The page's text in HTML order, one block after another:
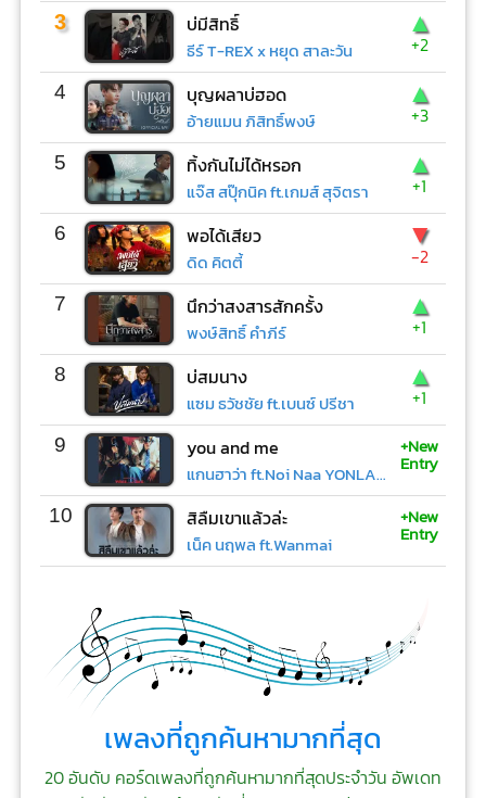
3 บ่มีสิทธิ์
ธีร์ T-REX x หยุด สาละวัน
▲
+2
4 บุญผลาบ่ฮอด
อ้ายแมน ภิสิทธิ์พงษ์
▲
+3
5 ทิ้งกันไม่ได้หรอก
แจ๊ส สปุ๊กนิค ft.เกมส์ สุจิตรา
▲
+1
6 พอได้เสียว
ดิด คิตตี้
▼
-2
7 นึกว่าสงสารสักครั้ง
พงษ์สิทธิ์ คำภีร์
▲
+1
8 บ่สมนาง
แซม ธวัชชัย ft.เบนซ์ ปรีชา
▲
+1
9 you and me
แกนฮาว่า ft.Noi Naa YONLAPA
+New
Entry
10 สิลืมเขาแล้วล่ะ
เน็ค นฤพล ft.Wanmai
+New
Entry
เพลงที่ถูกค้นหามากที่สุด
20 อันดับ คอร์ดเพลงที่ถูกค้นหามากที่สุดประจำวัน อัพเดท